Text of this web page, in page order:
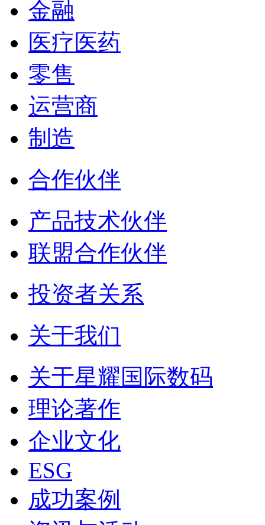
金融
医疗医药
零售
运营商
制造
合作伙伴
产品技术伙伴
联盟合作伙伴
投资者关系
关于我们
关于星耀国际数码
理论著作
企业文化
ESG
成功案例